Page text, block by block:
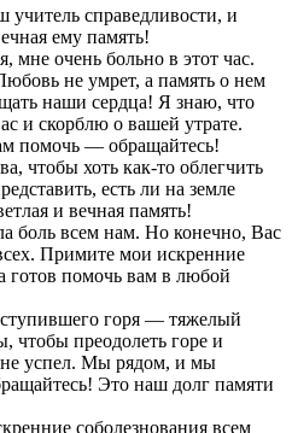
справедливости, и
ему память!
мне очень больно в этот час.
не умрет, а память о нем
наши сердца! Я знаю, что
и скорблю о вашей утрате.
помочь — обращайтесь!
чтобы хоть как-то облегчить
есть ли на земле
и вечная память!
боль всем нам. Но конечно, Вас
Примите мои искренние
готов помочь вам в любой
горя — тяжелый
чтобы преодолеть горе и
успел. Мы рядом, и мы
Это наш долг памяти
соболезнования всем